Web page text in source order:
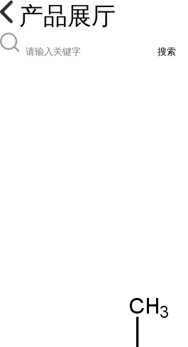
产品展厅
搜索